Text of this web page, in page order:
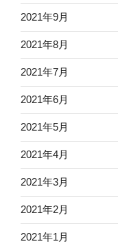
2021年9月
2021年8月
2021年7月
2021年6月
2021年5月
2021年4月
2021年3月
2021年2月
2021年1月